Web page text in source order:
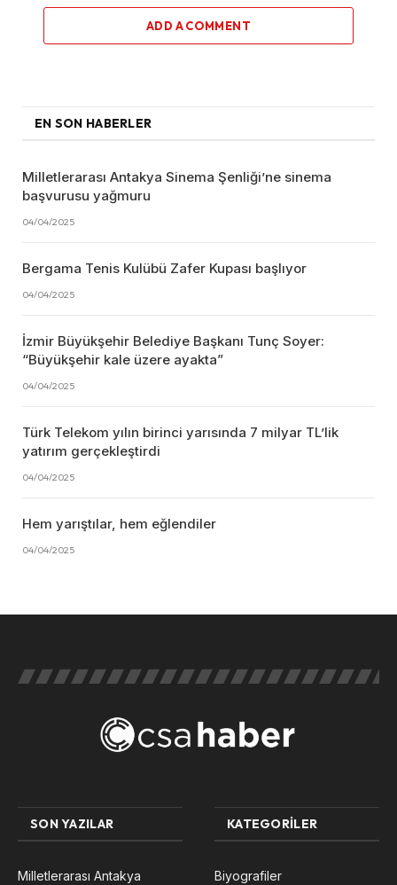
ADD A COMMENT
EN SON HABERLER
Milletlerarası Antakya Sinema Şenliği’ne sinema
başvurusu yağmuru
04/04/2025
Bergama Tenis Kulübü Zafer Kupası başlıyor
04/04/2025
İzmir Büyükşehir Belediye Başkanı Tunç Soyer:
“Büyükşehir kale üzere ayakta”
04/04/2025
Türk Telekom yılın birinci yarısında 7 milyar TL’lik
yatırım gerçekleştirdi
04/04/2025
Hem yarıştılar, hem eğlendiler
04/04/2025
SON YAZILAR
Milletlerarası Antakya
KATEGORILER
Biyografiler